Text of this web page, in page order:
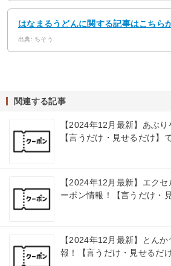
はなまるうどんに関する記事はこちら
出典: ちそう
関連する記事
【2024年12月最新】あぶり
【言うだけ・見せるだけ】
【2024年12月最新】エク
ーポン情報！【言うだけ・
【2024年12月最新】とん
報！【言うだけ・見せるだ